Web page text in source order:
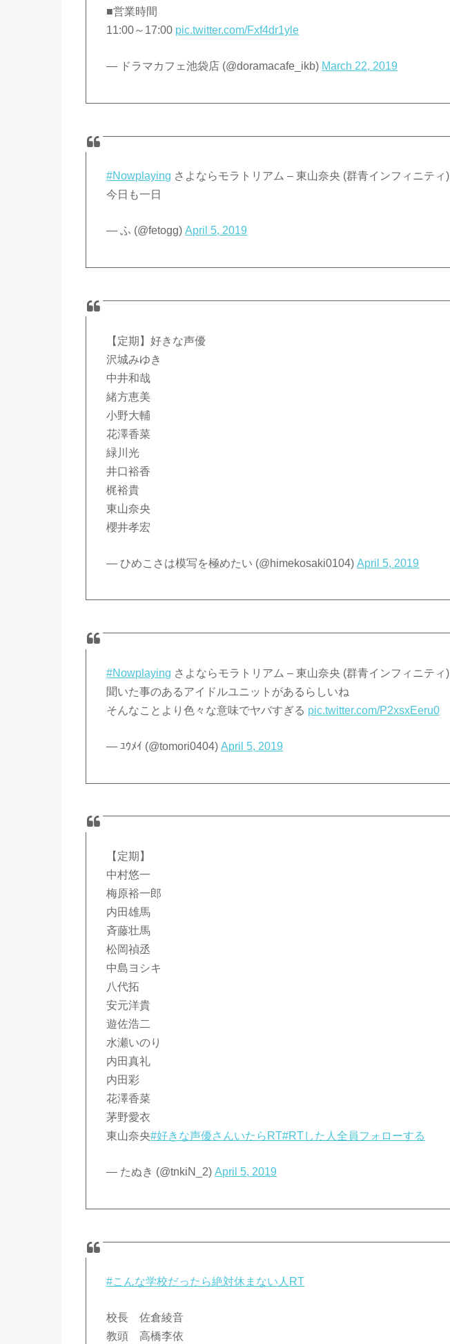
■営業時間
11:00～17:00 pic.twitter.com/Fxf4dr1yle
— ドラマカフェ池袋店 (@doramacafe_ikb) March 22, 2019
#Nowplaying さよならモラトリアム – 東山奈央 (群青インフィニティ)
今日も一日
— ふ (@fetogg)April 5, 2019
【定期】好きな声優
沢城みゆき
中井和哉
緒方恵美
小野大輔
花澤香菜
緑川光
井口裕香
梶裕貴
東山奈央
櫻井孝宏
— ひめこさは模写を極めたい (@himekosaki0104)April 5, 2019
#Nowplaying さよならモラトリアム – 東山奈央 (群青インフィニティ)
聞いた事のあるアイドルユニットがあるらしいね
そんなことより色々な意味でヤバすぎる pic.twitter.com/P2xsxEeru0
— ﾕｳﾒｲ (@tomori0404)April 5, 2019
【定期】
中村悠一
梅原裕一郎
内田雄馬
斉藤壮馬
松岡禎丞
中島ヨシキ
八代拓
安元洋貴
遊佐浩二
水瀬いのり
内田真礼
内田彩
花澤香菜
茅野愛衣
東山奈央#好きな声優さんいたらRT#RTした人全員フォローする
— たぬき (@tnkiN_2)April 5, 2019
#こんな学校だったら絶対休まない人RT
校長 佐倉綾音
教頭 高橋李依